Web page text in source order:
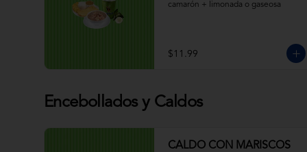
camarón + limonada o gaseosa
$11.99
Encebollados y Caldos
CALDO CON MARISCOS